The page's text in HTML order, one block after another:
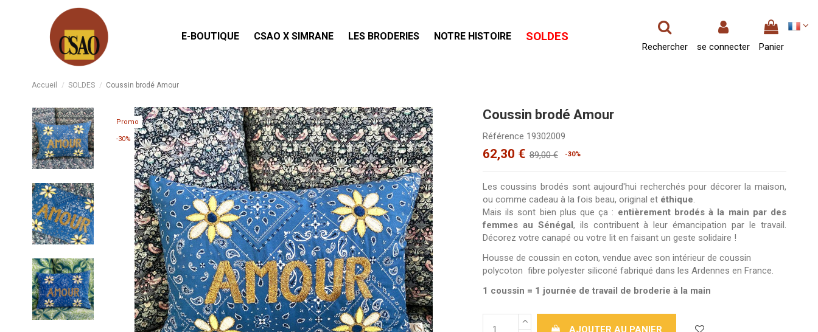
E-BOUTIQUE CSAO X SIMRANE LES BRODERIES NOTRE HISTOIRE SOLDES
Rechercher se connecter Panier
Accueil SOLDES Coussin brodé Amour
Promo
-30%
Coussin brodé Amour
Référence 19302009
62,30 € 89,00 € -30%
Les coussins brodés sont aujourd'hui recherchés pour décorer la maison,
ou comme cadeau à la fois beau, original et éthique
Mais ils sont bien plus que ça : entièrement brodés à la main par des
femmes au Sénégal, ils contribuent à leur émancipation par le travail.
Décorez votre canapé ou votre lit en faisant un geste solidaire !
Housse de coussin en coton, vendue avec son intérieur de coussin
polycoton fibre polyester siliconé fabriqué dans les Ardennes en France.
1 coussin = 1 journée de travail de broderie à la main
AJOUTER AU PANIER